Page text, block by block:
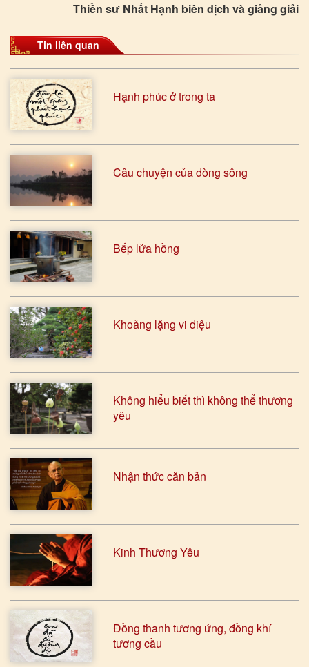
Thiền sư Nhất Hạnh biên dịch và giảng giải
Tin liên quan
Hạnh phúc ở trong ta
Câu chuyện của dòng sông
Bếp lửa hồng
Khoảng lặng vi diệu
Không hiểu biết thì không thể thương
yêu
Nhận thức căn bản
Kinh Thương Yêu
Đồng thanh tương ứng, đồng khí
tương cầu